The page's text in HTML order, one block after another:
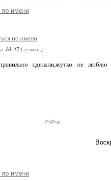
по имени
по имени
10:37 (ссылка )
сделали,жутко не люблю
по имени